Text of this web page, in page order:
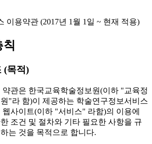
이용약관 (2017년 1월 1일 ~ 현재 적용)
칙
(목적)
약관은 한국교육학술정보원(이하 "교육정
원"라 함)이 제공하는 학술연구정보서비스
웹사이트(이하 "서비스" 라함)의 이용에
조건 및 절차와 기타 필요한 사항을 규
는 것을 목적으로 합니다.